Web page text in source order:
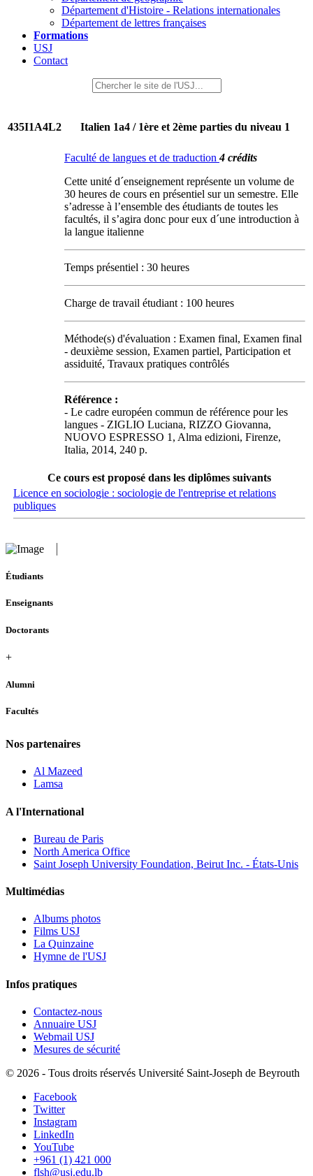
Département d'Histoire - Relations internationales
Département de lettres françaises
Formations
USJ
Contact
435I1A4L2 Italien 1a4 / 1ère et 2ème parties du niveau 1
Faculté de langues et de traduction4 crédits
Cette unité d´enseignement représente un volume de
30 heures de cours en présentiel sur un semestre. Elle
s’adresse à l’ensemble des étudiants de toutes les
facultés, il s’agira donc pour eux d´une introduction à
la langue italienne
Temps présentiel : 30 heures
Charge de travail étudiant : 100 heures
Méthode(s) d'évaluation : Examen final, Examen final
- deuxième session, Examen partiel, Participation et
assiduité, Travaux pratiques contrôlés
Référence :
- Le cadre européen commun de référence pour les
langues - ZIGLIO Luciana, RIZZO Giovanna,
NUOVO ESPRESSO 1, Alma edizioni, Firenze,
Italia, 2014, 240 p.
Ce cours est proposé dans les diplômes suivants
Licence en sociologie : sociologie de l'entreprise et relations
publiques
Étudiants
Enseignants
Doctorants
+
Alumni
Facultés
Nos partenaires
Al Mazeed
Lamsa
A l'International
Bureau de Paris
North America Office
Saint Joseph University Foundation, Beirut Inc. - États-Unis
Multimédias
Albums photos
Films USJ
La Quinzaine
Hymne de l'USJ
Infos pratiques
Contactez-nous
Annuaire USJ
Webmail USJ
Mesures de sécurité
© 2026 - Tous droits réservés Université Saint-Joseph de Beyrouth
Facebook
Twitter
Instagram
LinkedIn
YouTube
+961 (1) 421 000
flsh@usj.edu.lb